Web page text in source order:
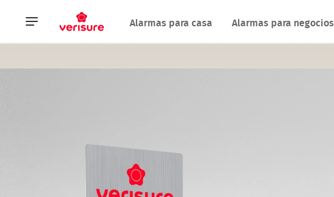
Navegación
Alarmas para casa Alarmas para negocios